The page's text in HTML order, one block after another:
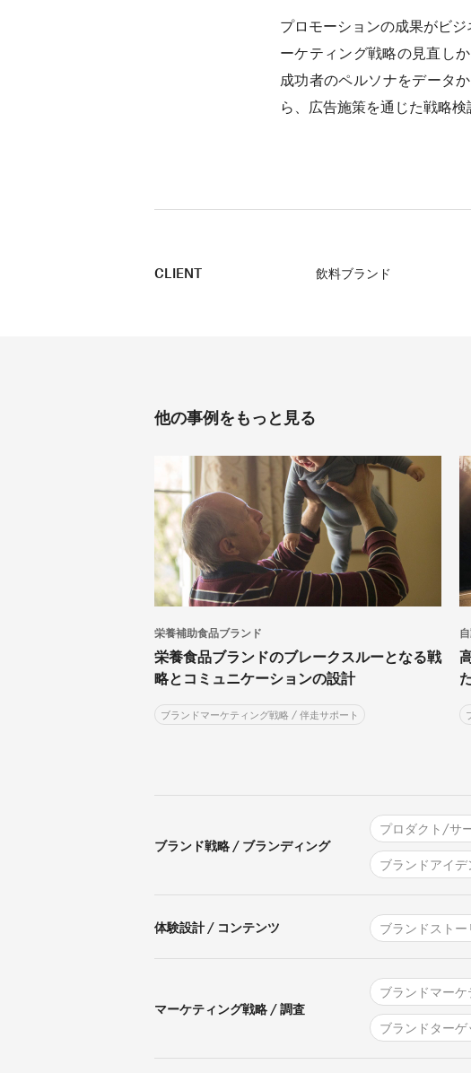
プロモーションの成果がビ
ーケティング戦略の見直し
成功者のペルソナをデータ
ら、広告施策を通じた戦略検
CLIENT 飲料ブランド
他の事例をもっと見る
栄養補助食品ブランド
栄養食品ブランドのブレークスルーとなる戦
略とコミュニケーションの設計
ブランドマーケティング戦略 / 伴走サポート
ブランド戦略 / ブランディング
プロダクト/サ
ブランドアイ
体験設計 / コンテンツ ブランドスト
マーケティング戦略 / 調査
ブランドマー
ブランドター